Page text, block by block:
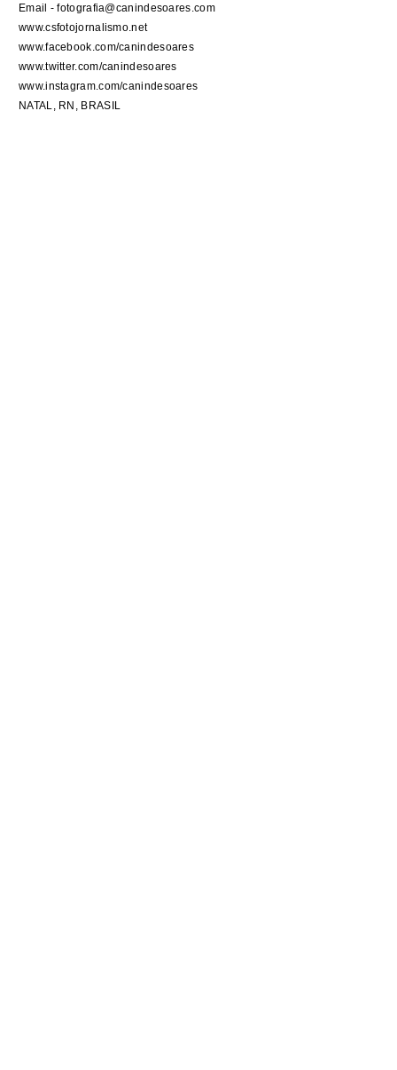
Email - fotografia@canindesoares.com
www.csfotojornalismo.net
www.facebook.com/canindesoares
www.twitter.com/canindesoares
www.instagram.com/canindesoares
NATAL, RN, BRASIL